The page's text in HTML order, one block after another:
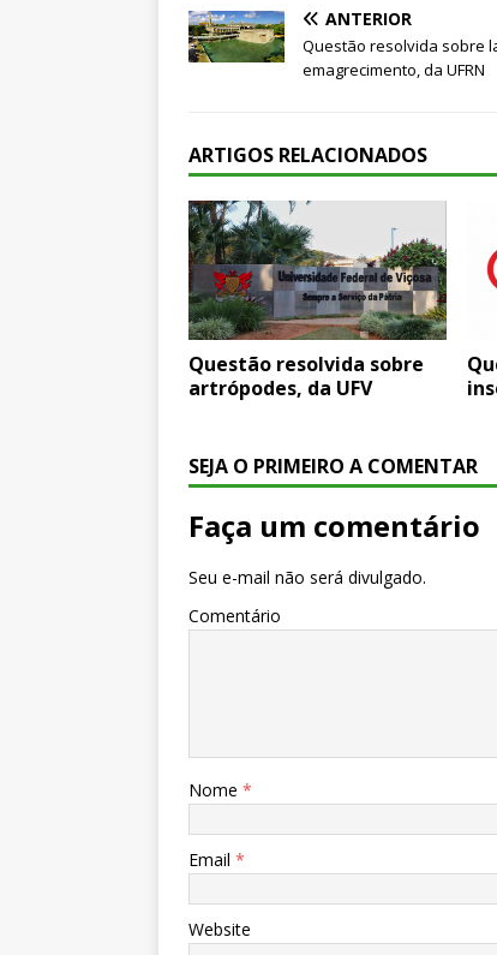
ANTERIOR
Questão resolvida sobre
emagrecimento, da UFRN
ARTIGOS RELACIONADOS
Questão resolvida sobre
artrópodes, da UFV
SEJA O PRIMEIRO A COMENTAR
Faça um comentário
Seu e-mail não será divulgado.
Comentário
Nome *
Email *
Website